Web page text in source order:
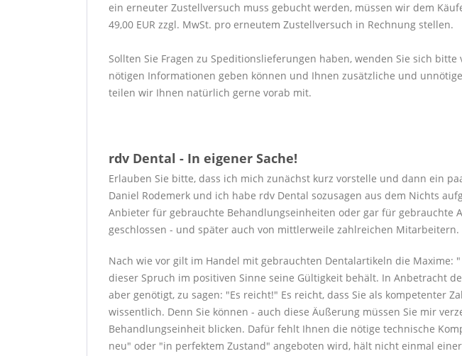
ein erneuter Zustellversuch muss gebucht werden, müssen wir dem
49,00 EUR zzgl. MwSt. pro erneutem Zustellversuch in Rechnung stellen.
Sollten Sie Fragen zu Speditionslieferungen haben, wenden Sie sich
nötigen Informationen geben können und Ihnen zusätzliche und
teilen wir Ihnen natürlich gerne vorab mit.
rdv Dental - In eigener Sache!
Erlauben Sie bitte, dass ich mich zunächst kurz vorstelle und dann ein
Daniel Rodemerk und ich habe rdv Dental sozusagen aus dem Nichts
Anbieter für gebrauchte Behandlungseinheiten oder gar für gebrauchte
geschlossen - und später auch von mittlerweile zahlreichen Mitarbeitern.
Nach wie vor gilt im Handel mit gebrauchten Dentalartikeln die Maxime:
dieser Spruch im positiven Sinne seine Gültigkeit behält. In Anbetracht
aber genötigt, zu sagen: "Es reicht!" Es reicht, dass Sie als kompetenter
wissentlich. Denn Sie können - auch diese Äußerung müssen Sie mir
Behandlungseinheit blicken. Dafür fehlt Ihnen die nötige technische
neu" oder "in perfektem Zustand" angeboten wird, hält nicht einmal